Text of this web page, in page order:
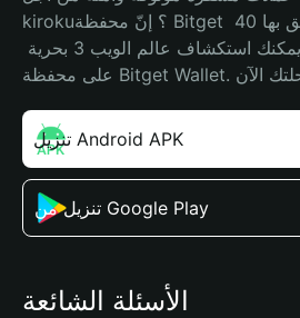
kiroku؟ إنّ محفظة Bitget خيارك الأفضل. حيث يثق بها 40
تنزيل Android APK
تنزيل من Google Play
الأسئلة الشائعة